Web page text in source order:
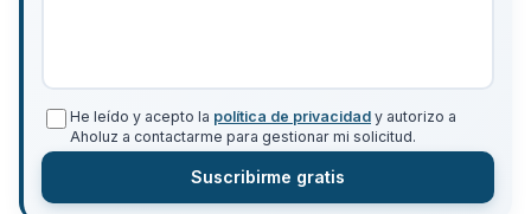
He leído y acepto la política de privacidad y autorizo a
Aholuz a contactarme para gestionar mi solicitud.
Suscribirme gratis